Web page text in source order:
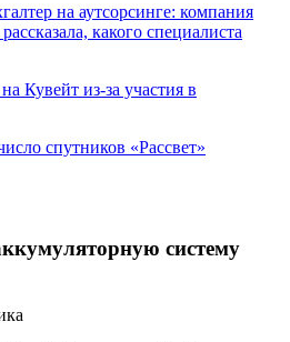
на аутсорсинге: компания
какого специалиста
Кувейт из-за участия в
спутников «Рассвет»
систему